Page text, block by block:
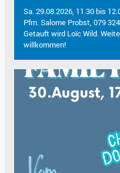
Sa. 29.08.2026, 11.30 bis
Pfrn. Salome Probst, 079
Getauft wird Loïc Wild.
willkommen!